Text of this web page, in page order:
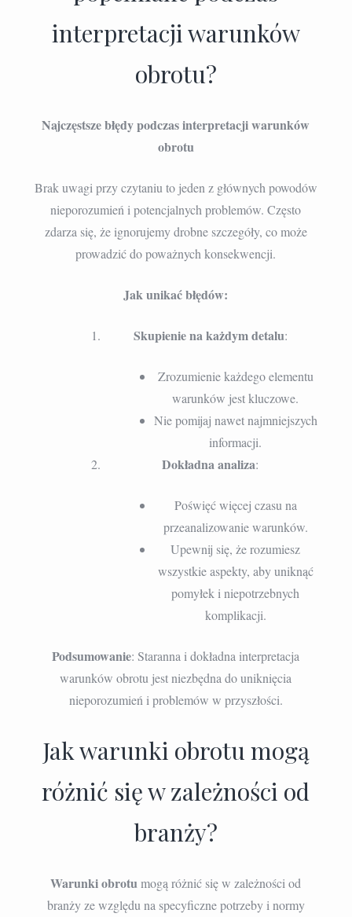
interpretacji warunków
obrotu?
Najczęstsze błędy podczas interpretacji warunków
obrotu
Brak uwagi przy czytaniu to jeden z głównych powodów
nieporozumień i potencjalnych problemów. Często
zdarza się, że ignorujemy drobne szczegóły, co może
prowadzić do poważnych konsekwencji.
Jak unikać błędów:
Skupienie na każdym detalu:
Zrozumienie każdego elementu
warunków jest kluczowe.
Nie pomijaj nawet najmniejszych
informacji.
Dokładna analiza:
Poświęć więcej czasu na
przeanalizowanie warunków.
Upewnij się, że rozumiesz
wszystkie aspekty, aby uniknąć
pomyłek i niepotrzebnych
komplikacji.
Podsumowanie: Staranna i dokładna interpretacja
warunków obrotu jest niezbędna do uniknięcia
nieporozumień i problemów w przyszłości.
Jak warunki obrotu mogą
różnić się w zależności od
branży?
Warunki obrotumogą różnić się w zależności od
branży ze względu na specyficzne potrzeby i normy